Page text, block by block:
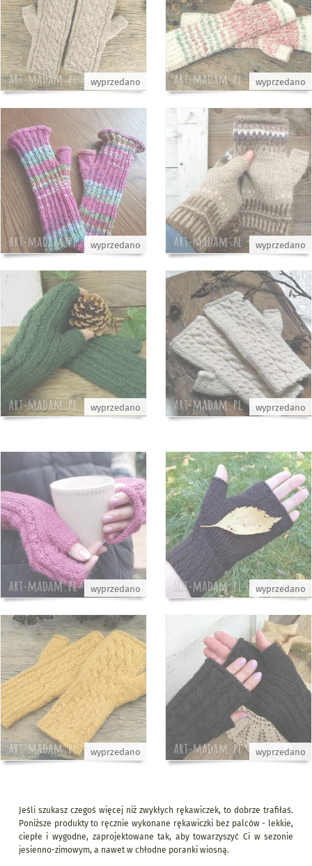
wyprzedano wyprzedano
wyprzedano wyprzedano
wyprzedano wyprzedano
wyprzedano wyprzedano
wyprzedano wyprzedano
Jeśli szukasz czegoś więcej niż zwykłych rękawiczek, to dobrze trafiłaś.
Poniższe produkty to ręcznie wykonane rękawiczki bez palców - lekkie,
ciepłe i wygodne, zaprojektowane tak, aby towarzyszyć Ci w sezonie
jesienno-zimowym, a nawet w chłodne poranki wiosną.